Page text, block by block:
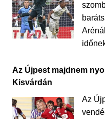
Az Újpest majdnem
Kisvárdán
Az